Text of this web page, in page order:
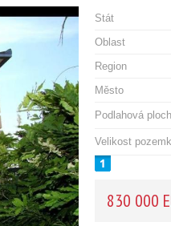
Stát
Oblast
Region
Město
Podlahová
Velikost
830 000